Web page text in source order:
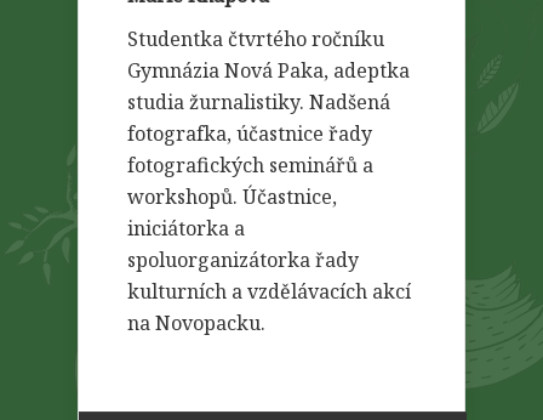
Studentka čtvrtého ročníku
Gymnázia Nová Paka, adeptka
studia žurnalistiky. Nadšená
fotografka, účastnice řady
fotografických seminářů a
workshopů. Účastnice,
iniciátorka a
spoluorganizátorka řady
kulturních a vzdělávacích akcí
na Novopacku.